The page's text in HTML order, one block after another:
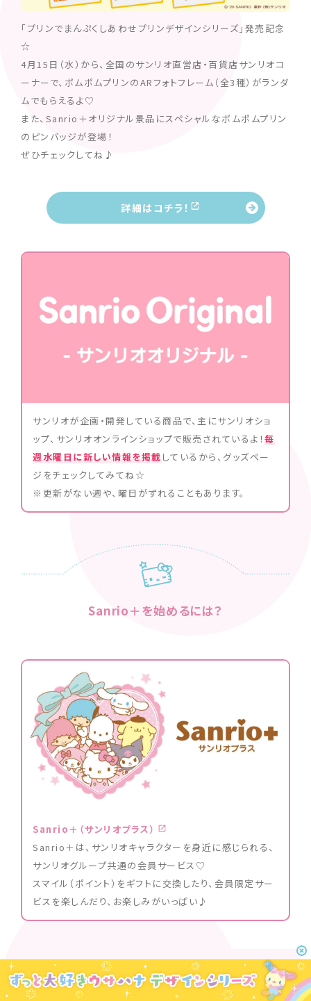
「プリンでまんぷくしあわせプリンデザインシリーズ」発売記念
☆
4月15日（水）から、全国のサンリオ直営店・百貨店サンリオコ
ーナーで、ポムポムプリンのARフォトフレーム（全3種）がランダ
ムでもらえるよ♡
また、Sanrio＋オリジナル景品にスペシャルなポムポムプリン
のピンバッジが登場！
ぜひチェックしてね♪
詳細はコチラ！
サンリオが企画・開発している商品で、主にサンリオショ
ップ、サンリオオンラインショップで販売されているよ！毎
週水曜日に新しい情報を掲載 しているから、グッズペー
ジをチェックしてみてね☆
※更新がない週や、曜日がずれることもあります。
Sanrio＋を始めるには？
Sanrio＋（サンリオプラス）
Sanrio＋は、サンリオキャラクターを身近に感じられる、
サンリオグループ共通の会員サービス♡
スマイル（ポイント）をギフトに交換したり、会員限定サー
ビスを楽しんだり、お楽しみがいっぱい♪
ポムポムプリンの最新情報はコチラ♪